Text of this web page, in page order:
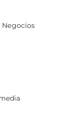
Negocios